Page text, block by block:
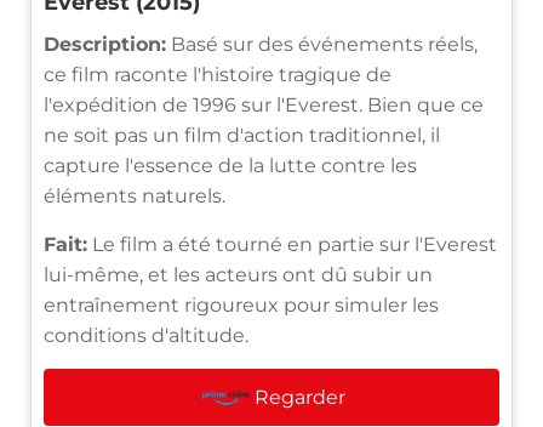
Description: Basé sur des événements réels,
ce film raconte l'histoire tragique de
l'expédition de 1996 sur l'Everest. Bien que ce
ne soit pas un film d'action traditionnel, il
capture l'essence de la lutte contre les
éléments naturels.
Fait: Le film a été tourné en partie sur l'Everest
lui-même, et les acteurs ont dû subir un
entraînement rigoureux pour simuler les
conditions d'altitude.
Regarder